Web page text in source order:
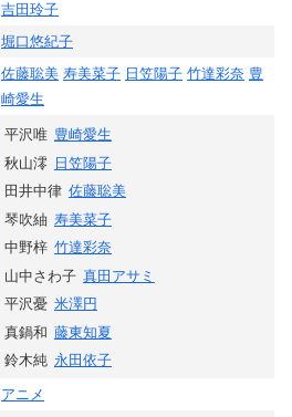
吉田玲子
堀口悠紀子
佐藤聡美 寿美菜子 日笠陽子 竹達彩奈 豊
崎愛生
平沢唯 豊崎愛生
秋山澪 日笠陽子
田井中律 佐藤聡美
琴吹紬 寿美菜子
中野梓 竹達彩奈
山中さわ子 真田アサミ
平沢憂 米澤円
真鍋和 藤東知夏
鈴木純 永田依子
アニメ